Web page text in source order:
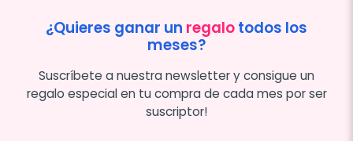
¿Quieres ganar un regalotodos los
meses?
Suscríbete a nuestra newsletter y consigue un
regalo especial en tu compra de cada mes por ser
suscriptor!